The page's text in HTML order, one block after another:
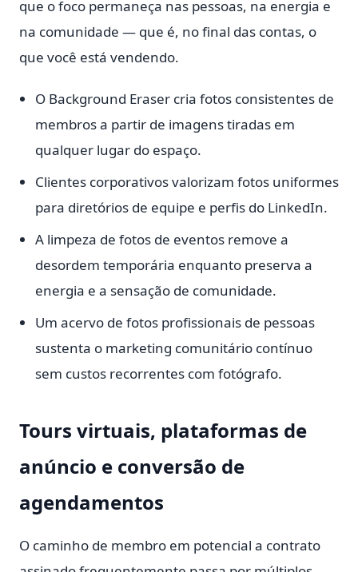
que o foco permaneça nas pessoas, na energia e
na comunidade — que é, no final das contas, o
que você está vendendo.
O Background Eraser cria fotos consistentes de
membros a partir de imagens tiradas em
qualquer lugar do espaço.
Clientes corporativos valorizam fotos uniformes
para diretórios de equipe e perfis do LinkedIn.
A limpeza de fotos de eventos remove a
desordem temporária enquanto preserva a
energia e a sensação de comunidade.
Um acervo de fotos profissionais de pessoas
sustenta o marketing comunitário contínuo
sem custos recorrentes com fotógrafo.
Tours virtuais, plataformas de
anúncio e conversão de
agendamentos
O caminho de membro em potencial a contrato